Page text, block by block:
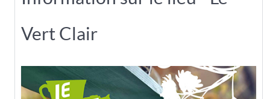
Vert Clair